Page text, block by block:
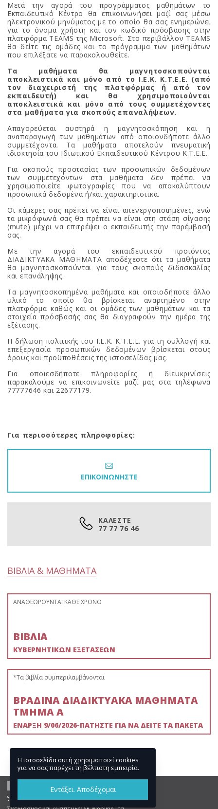
Μετά την αγορά του προγράμματος μαθημάτων το
Εκπαιδευτικό Κέντρο θα επικοινωνήσει μαζί σας μέσω
ηλεκτρονικού μηνύματος με το οποίο θα σας ενημερώνει
για το όνομα χρήστη και τον κωδικό πρόσβασης στην
πλατφόρμα TEAMS της Microsoft. Στο περιβάλλον TEAMS
θα δείτε τις ομάδες και το πρόγραμμα των μαθημάτων
που επιλέξατε να παρακολουθείτε.
Τα μαθήματα θα μαγνητοσκοπούνται
αποκλειστικά και μόνο από το Ι.Ε.Κ. Κ.Τ.Ε.Ε. (από
τον διαχειριστή της πλατφόρμας ή από τον
εκπαιδευτή) και θα χρησιμοποιούνται
αποκλειστικά και μόνο από τους συμμετέχοντες
στα μαθήματα για σκοπούς επαναλήψεων.
Απαγορεύεται αυστηρά η μαγνητοσκόπηση και η
αναπαραγωγή των μαθημάτων από οποιονδήποτε άλλο
συμμετέχοντα. Τα μαθήματα αποτελούν πνευματική
ιδιοκτησία του Ιδιωτικού Εκπαιδευτικού Κέντρου Κ.Τ.Ε.Ε.
Για σκοπούς προστασίας των προσωπικών δεδομένων
των συμμετεχόντων στα μαθήματα δεν πρέπει να
χρησιμοποιείτε φωτογραφίες που να αποκαλύπτουν
προσωπικά δεδομένα ή/και χαρακτηριστικά.
Οι κάμερες σας πρέπει να είναι απενεργοποιημένες, ενώ
τα μικρόφωνά σας θα πρέπει να είναι στη στάση σίγασης
(mute) μέχρι να επιτρέψει ο εκπαιδευτής την παρέμβασή
σας.
Με την αγορά του εκπαιδευτικού προϊόντος
ΔΙΑΔΙΚΤΥΑΚΑ ΜΑΘΗΜΑΤΑ αποδέχεστε ότι τα μαθήματα
θα μαγνητοσκοπούνται για τους σκοπούς διδασκαλίας
και επανάληψης.
Τα μαγνητοσκοπημένα μαθήματα και οποιοδήποτε άλλο
υλικό το οποίο θα βρίσκεται αναρτημένο στην
πλατφόρμα καθώς και οι ομάδες των μαθημάτων και τα
στοιχεία πρόσβασής σας θα διαγραφούν την ημέρα της
εξέτασης.
Η δήλωση πολιτικής του Ι.Ε.Κ. Κ.Τ.Ε.Ε. για τη συλλογή και
επεξεργασία προσωπικών δεδομένων βρίσκεται στους
όρους και προϋποθέσεις της ιστοσελίδας μας.
Για οποιεσδήποτε πληροφορίες ή διευκρινίσεις
παρακαλούμε να επικοινωνείτε μαζί μας στα τηλέφωνα
77777646 και 22677179.
Για περισσότερες πληροφορίες:
ΕΠΙΚΟΙΝΩΝΗΣΤΕ
ΚΑΛΕΣΤΕ
77 77 76 46
ΒΙΒΛΙΑ & ΜΑΘΗΜΑΤΑ
ΑΝΑΘΕΩΡΟΥΝΤΑΙ ΚΑΘΕ ΧΡΟΝΟ
ΒΙΒΛΙΑ
ΚΥΒΕΡΝΗΤΙΚΩΝ ΕΞΕΤΑΣΕΩΝ
*Τα βιβλία συμπεριλαμβάνονται
ΒΡΑΔΙΝΑ ΔΙΑΔΙΚΤΥΑΚΑ ΜΑΘΗΜΑΤΑ
ΤΜΗΜΑ Α
ΕΝΑΡΞΗ 9/06/2026-ΠΑΤΗΣΤΕ ΓΙΑ ΝΑ ΔΕΙΤΕ ΤΑ ΠΑΚΕΤΑ
Όροι και Πολιτικές
Η ιστοσελίδα αυτή χρησιμοποιεί cookies
για να σας παρέχει τη βέλτιστη εμπειρία.
Εντάξει. Αποδέχομαι